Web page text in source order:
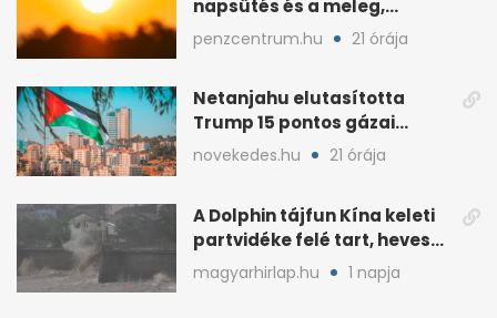
napsütés és a meleg,
midweek jöhet enyhülés
penzcentrum.hu 21 órája
Netanjahu elutasította
Trump 15 pontos gázai
béketervét
novekedes.hu 21 órája
A Dolphin tájfun Kína keleti
partvidéke felé tart, heves
esőkkel
magyarhirlap.hu 1 napja